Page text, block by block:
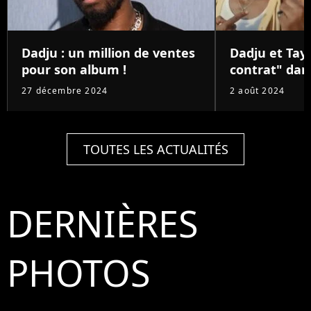
Dadju : un million de ventes
pour son album !
27 décembre 2024
Dadju et
contrat"
2 août 2024
TOUTES LES ACTUALITÉS
DERNIÈRES
PHOTOS